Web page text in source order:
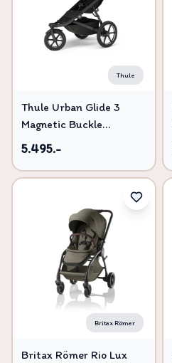
Thule
Thule Urban Glide 3
Magnetic Buckle
Løbevogn - Black
5.495.-
Britax Römer
Britax Römer Rio Lux